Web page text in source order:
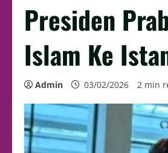
Presiden
Islam Ke
Admin 03/02/2026 2 min